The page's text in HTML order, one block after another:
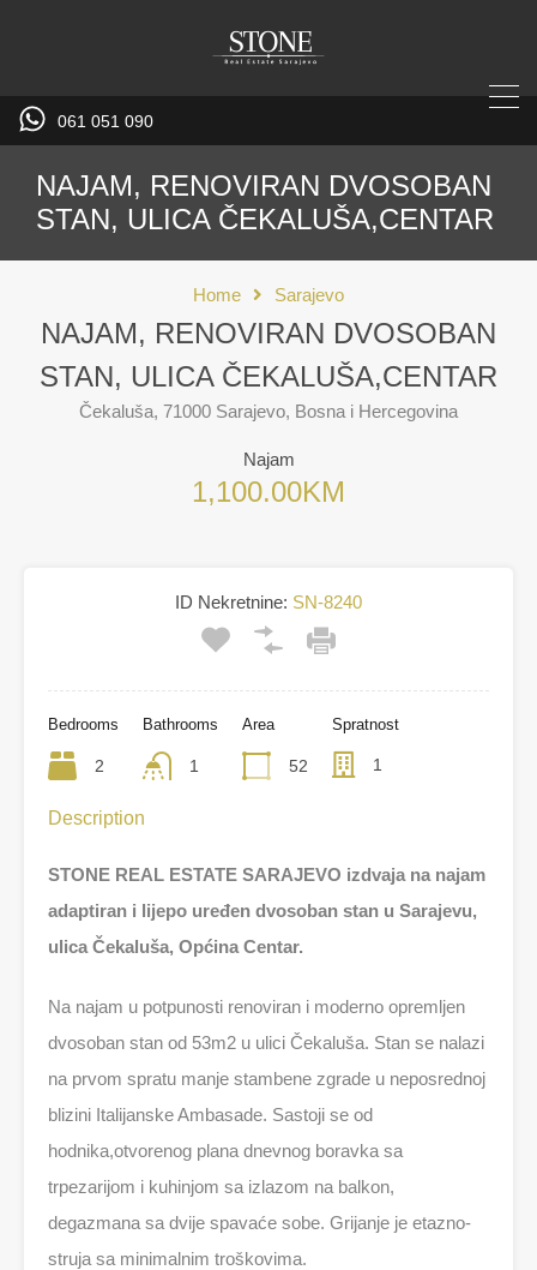
061 051 090
NAJAM, RENOVIRAN DVOSOBAN
STAN, ULICA ČEKALUŠA,CENTAR
Home Sarajevo
NAJAM, RENOVIRAN DVOSOBAN
STAN, ULICA ČEKALUŠA,CENTAR
Čekaluša, 71000 Sarajevo, Bosna i Hercegovina
Najam
1,100.00KM
ID Nekretnine: SN-8240
Bedrooms
2
Bathrooms
1
Area
52
Spratnost
1
Description
STONE REAL ESTATE SARAJEVO izdvaja na najam
adaptiran i lijepo uređen dvosoban stan u Sarajevu,
ulica Čekaluša, Općina Centar.
Na najam u potpunosti renoviran i moderno opremljen
dvosoban stan od 53m2 u ulici Čekaluša. Stan se nalazi
na prvom spratu manje stambene zgrade u neposrednoj
blizini Italijanske Ambasade. Sastoji se od
hodnika,otvorenog plana dnevnog boravka sa
trpezarijom i kuhinjom sa izlazom na balkon,
degazmana sa dvije spavaće sobe. Grijanje je etazno-
struja sa minimalnim troškovima.